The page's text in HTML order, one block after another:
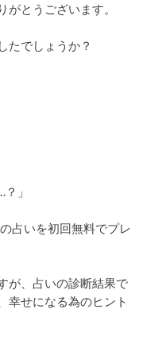
とうございます。
たでしょうか？
」
占いを初回無料でプレ
が、占いの診断結果で
幸せになる為のヒント